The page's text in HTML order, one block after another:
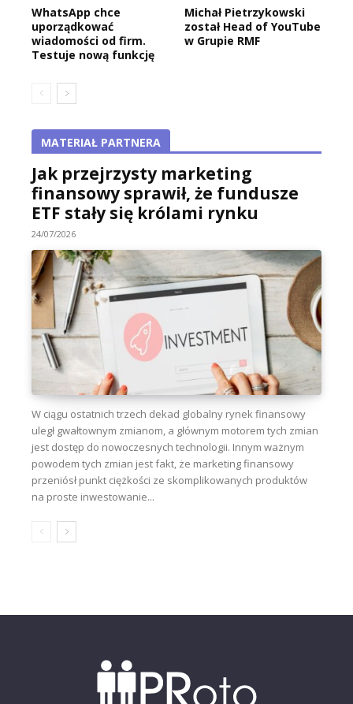
WhatsApp chce
uporządkować
wiadomości od firm.
Testuje nową funkcję
Michał Pietrzykowski
został Head of YouTube
w Grupie RMF
MATERIAŁ PARTNERA
Jak przejrzysty marketing
finansowy sprawił, że fundusze
ETF stały się królami rynku
24/07/2026
W ciągu ostatnich trzech dekad globalny rynek finansowy
uległ gwałtownym zmianom, a głównym motorem tych zmian
jest dostęp do nowoczesnych technologii. Innym ważnym
powodem tych zmian jest fakt, że marketing finansowy
przeniósł punkt ciężkości ze skomplikowanych produktów
na proste inwestowanie...